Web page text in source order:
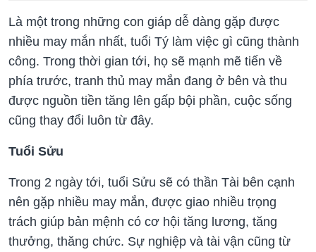
Là một trong những con giáp dễ dàng gặp được
nhiều may mắn nhất, tuổi Tý làm việc gì cũng thành
công. Trong thời gian tới, họ sẽ mạnh mẽ tiến về
phía trước, tranh thủ may mắn đang ở bên và thu
được nguồn tiền tăng lên gấp bội phần, cuộc sống
cũng thay đổi luôn từ đây.
Tuổi Sửu
Trong 2 ngày tới, tuổi Sửu sẽ có thần Tài bên cạnh
nên gặp nhiều may mắn, được giao nhiều trọng
trách giúp bản mệnh có cơ hội tăng lương, tăng
thưởng, thăng chức. Sự nghiệp và tài vận cũng từ